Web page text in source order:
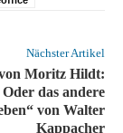
Nächster Artikel
Moritz Hildt:
Oder das andere
von Walter
Kappacher